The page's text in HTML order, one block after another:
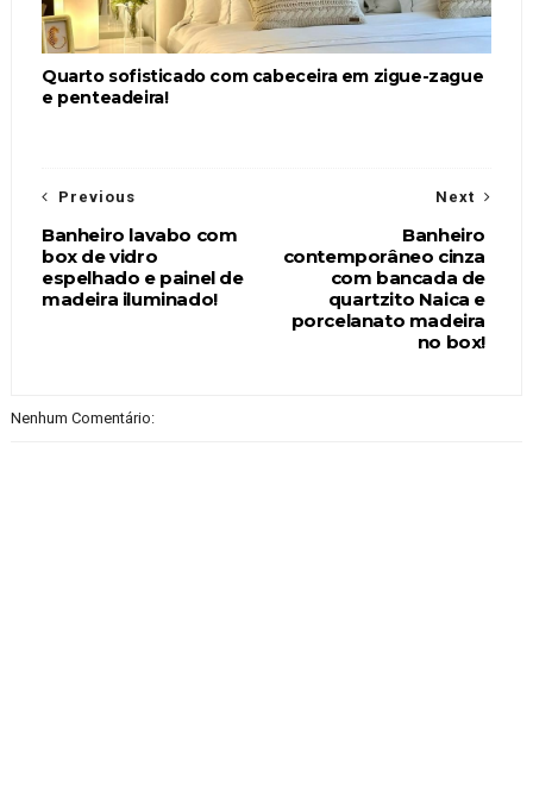
Quarto sofisticado com cabeceira em zigue-zague
e penteadeira!
Next
Banheiro
contemporâneo cinza
com bancada de
quartzito Naica e
porcelanato madeira
no box!
Previous
Banheiro lavabo com
box de vidro
espelhado e painel de
madeira iluminado!
Nenhum Comentário: